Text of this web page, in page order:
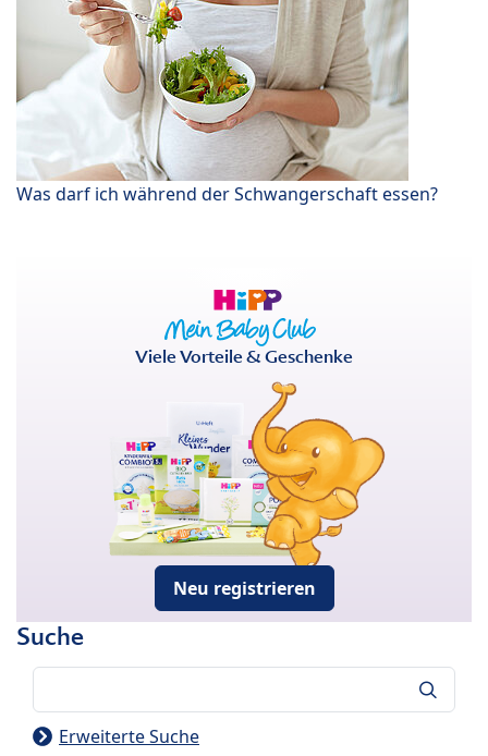
Was darf ich während der Schwangerschaft essen?
Viele Vorteile & Geschenke
Neu registrieren
Suche
Erweiterte Suche